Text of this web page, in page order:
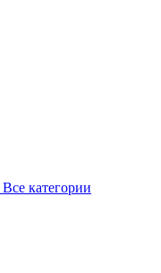
Все категории